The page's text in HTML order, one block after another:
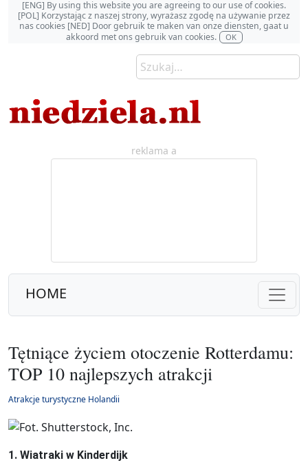
[ENG] By using this website you are agreeing to our use of cookies.
[POL] Korzystając z naszej strony, wyrażasz zgodę na używanie przez
nas cookies [NED] Door gebruik te maken van onze diensten, gaat u
akkoord met ons gebruik van cookies.
OK
reklama a
HOME
Tętniące życiem otoczenie Rotterdamu:
TOP 10 najlepszych atrakcji
Atrakcje turystyczne Holandii
1. Wiatraki w Kinderdijk